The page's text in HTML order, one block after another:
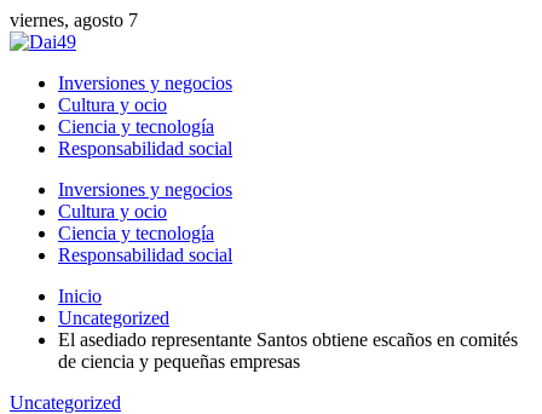
viernes, agosto 7
Inversiones y negocios
Cultura y ocio
Ciencia y tecnología
Responsabilidad social
Inversiones y negocios
Cultura y ocio
Ciencia y tecnología
Responsabilidad social
Inicio
Uncategorized
El asediado representante Santos obtiene escaños en comités
de ciencia y pequeñas empresas
Uncategorized